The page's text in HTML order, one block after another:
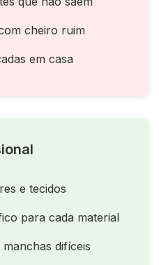
cheiro ruim
em casa
e tecidos
para cada material
difíceis